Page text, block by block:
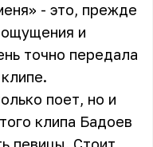
- это, прежде
ощущения и
точно передала
поет, но и
клипа Бадоев